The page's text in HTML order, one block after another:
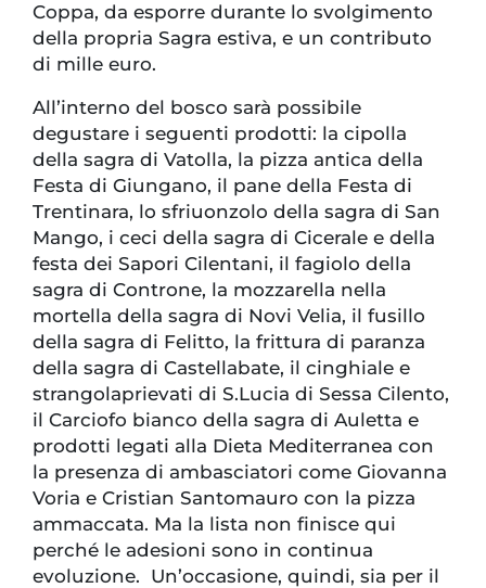
Coppa, da esporre durante lo svolgimento
della propria Sagra estiva, e un contributo
di mille euro.
All’interno del bosco sarà possibile
degustare i seguenti prodotti: la cipolla
della sagra di Vatolla, la pizza antica della
Festa di Giungano, il pane della Festa di
Trentinara, lo sfriuonzolo della sagra di San
Mango, i ceci della sagra di Cicerale e della
festa dei Sapori Cilentani, il fagiolo della
sagra di Controne, la mozzarella nella
mortella della sagra di Novi Velia, il fusillo
della sagra di Felitto, la frittura di paranza
della sagra di Castellabate, il cinghiale e
strangolaprievati di S.Lucia di Sessa Cilento,
il Carciofo bianco della sagra di Auletta e
prodotti legati alla Dieta Mediterranea con
la presenza di ambasciatori come Giovanna
Voria e Cristian Santomauro con la pizza
ammaccata. Ma la lista non finisce qui
perché le adesioni sono in continua
evoluzione. Un’occasione, quindi, sia per il